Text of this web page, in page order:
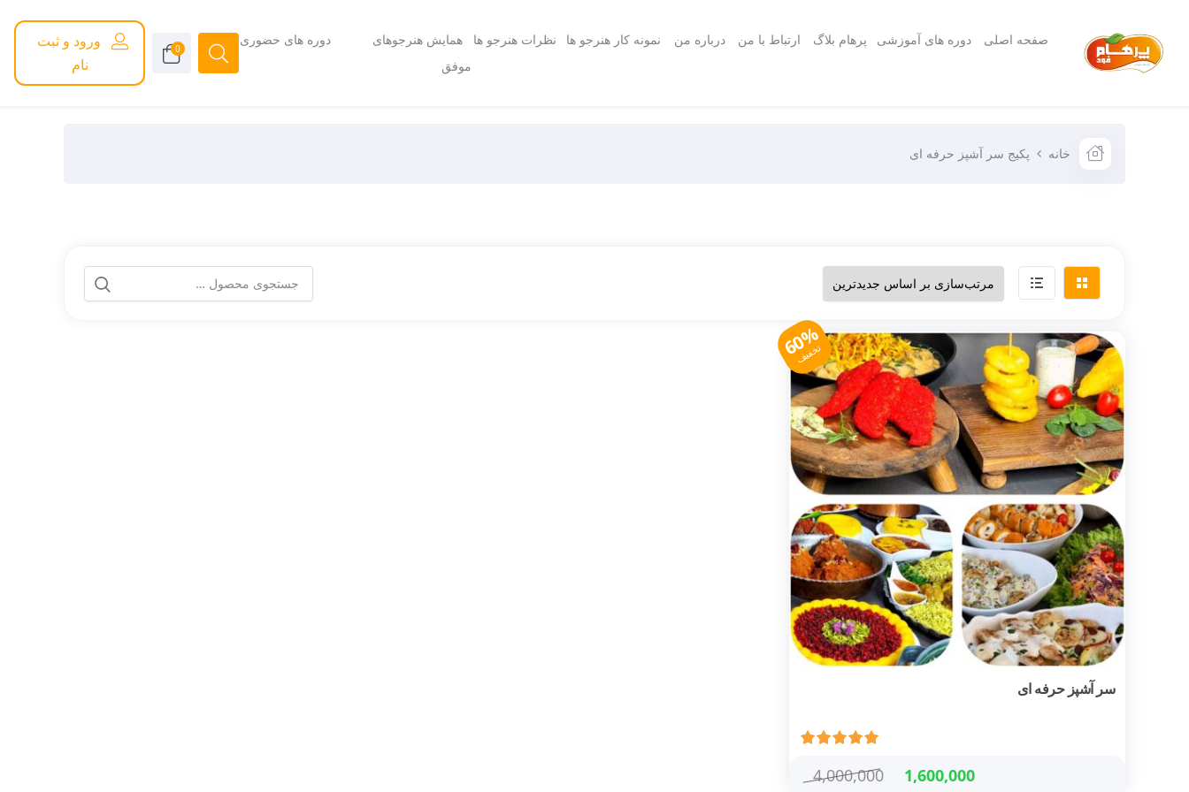
صفحه اصلی دوره های آموزشی پرهام بلاگ ارتباط با من درباره من نمونه کار هنرجو ها نظرات هنرجو ها
همایش هنرجوهای
موفق
دوره های حضوری
0
ورود و ثبت
نام
خانه پکیج سر آشپز حرفه ای
60%
تخفیف
سر آشپز حرفه ای
4,000,000 1,600,000